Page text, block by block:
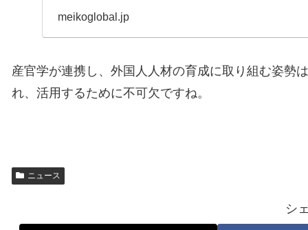
meikoglobal.jp
産官学が連携し、外国人人材の育成に取り組む姿勢
れ、活用するために不可欠ですね。
ニュース
シ